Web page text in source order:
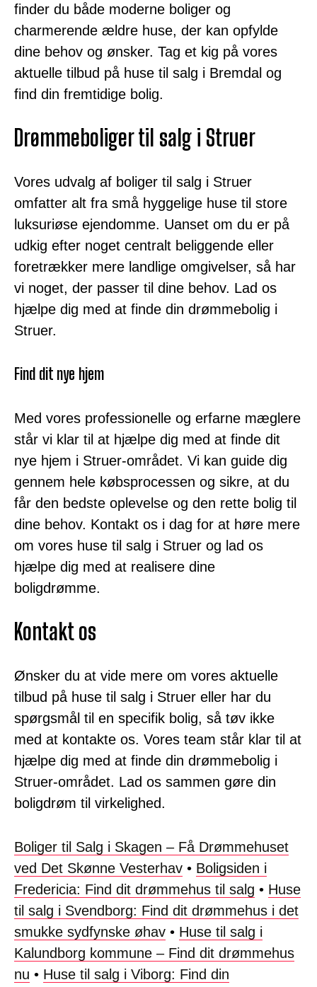
finder du både moderne boliger og
charmerende ældre huse, der kan opfylde
dine behov og ønsker. Tag et kig på vores
aktuelle tilbud på huse til salg i Bremdal og
find din fremtidige bolig.
Drømmeboliger til salg i Struer
Vores udvalg af boliger til salg i Struer
omfatter alt fra små hyggelige huse til store
luksuriøse ejendomme. Uanset om du er på
udkig efter noget centralt beliggende eller
foretrækker mere landlige omgivelser, så har
vi noget, der passer til dine behov. Lad os
hjælpe dig med at finde din drømmebolig i
Struer.
Find dit nye hjem
Med vores professionelle og erfarne mæglere
står vi klar til at hjælpe dig med at finde dit
nye hjem i Struer-området. Vi kan guide dig
gennem hele købsprocessen og sikre, at du
får den bedste oplevelse og den rette bolig til
dine behov. Kontakt os i dag for at høre mere
om vores huse til salg i Struer og lad os
hjælpe dig med at realisere dine
boligdrømme.
Kontakt os
Ønsker du at vide mere om vores aktuelle
tilbud på huse til salg i Struer eller har du
spørgsmål til en specifik bolig, så tøv ikke
med at kontakte os. Vores team står klar til at
hjælpe dig med at finde din drømmebolig i
Struer-området. Lad os sammen gøre din
boligdrøm til virkelighed.
Boliger til Salg i Skagen – Få Drømmehuset
ved Det Skønne Vesterhav • Boligsiden i
Fredericia: Find dit drømmehus til salg • Huse
til salg i Svendborg: Find dit drømmehus i det
smukke sydfynske øhav • Huse til salg i
Kalundborg kommune – Find dit drømmehus
nu • Huse til salg i Viborg: Find din